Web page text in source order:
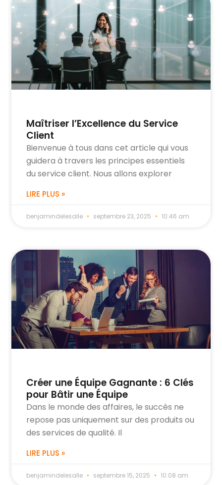
Maîtriser l’Excellence du Service
Client
Bienvenue à tous dans cet article qui vous
guidera à travers les principes essentiels
du service client. Nous allons explorer
LIRE PLUS »
benjamindelesalle septembre 23, 2025 10:46 am
Créer une Équipe Gagnante : 6 Clés
pour Bâtir une Équipe
Dans le monde des affaires, le succès ne
repose pas uniquement sur des produits ou
des services de qualité. Il
LIRE PLUS »
benjamindelesalle septembre 15, 2025 10:08 am